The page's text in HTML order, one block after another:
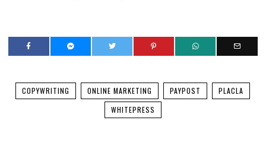
COPYWRITING ONLINE MARKETING PAYPOST
PLACLA
WHITEPRESS